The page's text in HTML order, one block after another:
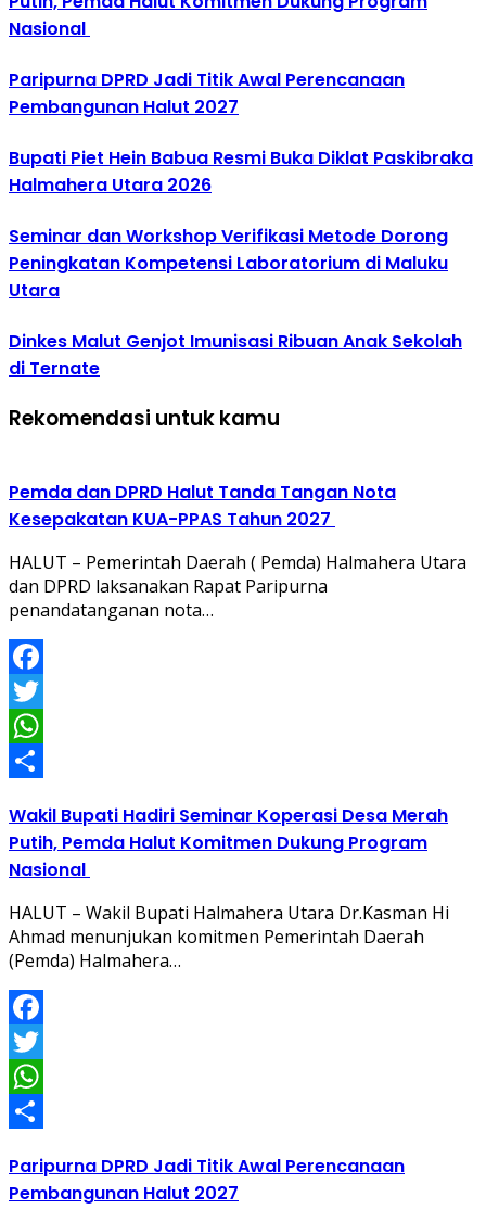
Nasional
Paripurna DPRD Jadi Titik Awal Perencanaan
Pembangunan Halut 2027
Bupati Piet Hein Babua Resmi Buka Diklat Paskibraka
Halmahera Utara 2026
Seminar dan Workshop Verifikasi Metode Dorong
Peningkatan Kompetensi Laboratorium di Maluku
Utara
Dinkes Malut Genjot Imunisasi Ribuan Anak Sekolah
di Ternate
Rekomendasi untuk kamu
Pemda dan DPRD Halut Tanda Tangan Nota
Kesepakatan KUA-PPAS Tahun 2027
HALUT – Pemerintah Daerah ( Pemda) Halmahera Utara
dan DPRD laksanakan Rapat Paripurna
penandatanganan nota…
Facebook
Twitter
WhatsApp
Wakil Bupati Hadiri Seminar Koperasi Desa Merah
Putih, Pemda Halut Komitmen Dukung Program
Nasional
HALUT – Wakil Bupati Halmahera Utara Dr.Kasman Hi
Ahmad menunjukan komitmen Pemerintah Daerah
(Pemda) Halmahera…
Facebook
Twitter
WhatsApp
Paripurna DPRD Jadi Titik Awal Perencanaan
Pembangunan Halut 2027